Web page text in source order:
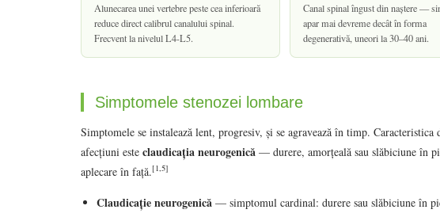
Alunecarea unei vertebre peste cea inferioară
reduce direct calibrul canalului spinal.
Frecvent la nivelul L4-L5.
Canal spinal îngust din naștere —
apar mai devreme decât în forma
degenerativă, uneori la 30–40 ani.
Simptomele stenozei lombare
Simptomele se instalează lent, progresiv, și se agravează în timp.
afecțiuni este claudicația neurogenică — durere, amorțeală sau slăbiciune în
aplecare în față.[1,5]
Claudicație neurogenică — simptomul cardinal: durere sau slăbiciune în